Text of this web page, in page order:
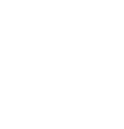
und Umgebung
zu entdecken
Wünschen zu